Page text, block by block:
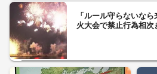
「ルール守らないな
火大会で禁止行為相